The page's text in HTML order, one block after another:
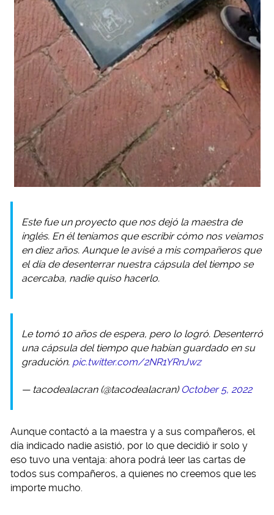
Este fue un proyecto que nos dejó la maestra de
inglés. En él teníamos que escribir cómo nos veíamos
en diez años. Aunque le avisé a mis compañeros que
el día de desenterrar nuestra cápsula del tiempo se
acercaba, nadie quiso hacerlo.
Le tomó 10 años de espera, pero lo logró. Desenterró
una cápsula del tiempo que habían guardado en su
gradución. pic.twitter.com/2NR1YRnJwz
— tacodealacran (@tacodealacran) October 5, 2022
Aunque contactó a la maestra y a sus compañeros, el
día indicado nadie asistió, por lo que decidió ir solo y
eso tuvo una ventaja: ahora podrá leer las cartas de
todos sus compañeros, a quienes no creemos que les
importe mucho.